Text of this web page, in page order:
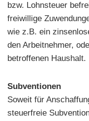
bzw. Lohnsteuer
freiwillige
wie z.B. ein
den Arbeitnehmer,
betroffenen Haushalt.
Subventionen
Soweit für
steuerfreie